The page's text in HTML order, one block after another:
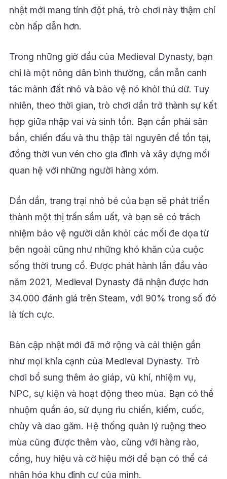
nhật mới mang tính đột phá, trò chơi này thậm chí
còn hấp dẫn hơn.
Trong những giờ đầu của Medieval Dynasty, bạn
chỉ là một nông dân bình thường, cần mẫn canh
tác mảnh đất nhỏ và bảo vệ nó khỏi thú dữ. Tuy
nhiên, theo thời gian, trò chơi dần trở thành sự kết
hợp giữa nhập vai và sinh tồn. Bạn cần phải săn
bắn, chiến đấu và thu thập tài nguyên để tồn tại,
đồng thời vun vén cho gia đình và xây dựng mối
quan hệ với những người hàng xóm.
Dần dần, trang trại nhỏ bé của bạn sẽ phát triển
thành một thị trấn sầm uất, và bạn sẽ có trách
nhiệm bảo vệ người dân khỏi các mối đe dọa từ
bên ngoài cũng như những khó khăn của cuộc
sống thời trung cổ. Được phát hành lần đầu vào
năm 2021, Medieval Dynasty đã nhận được hơn
34.000 đánh giá trên Steam, với 90% trong số đó
là tích cực.
Bản cập nhật mới đã mở rộng và cải thiện gần
như mọi khía cạnh của Medieval Dynasty. Trò
chơi bổ sung thêm áo giáp, vũ khí, nhiệm vụ,
NPC, sự kiện và hoạt động theo mùa. Bạn có thể
nhuộm quần áo, sử dụng rìu chiến, kiếm, cuốc,
chùy và dao găm. Hệ thống quản lý ruộng theo
mùa cũng được thêm vào, cùng với hàng rào,
cổng, huy hiệu và cờ hiệu mới để bạn có thể cá
nhân hóa khu định cư của mình.